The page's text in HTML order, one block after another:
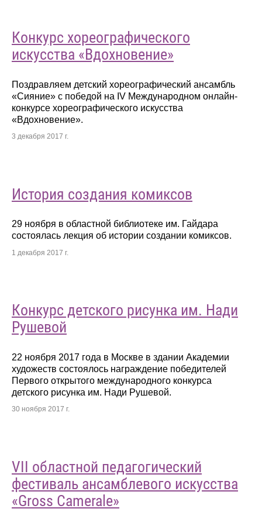
Конкурс хореографического
искусства «Вдохновение»
Поздравляем детский хореографический ансамбль
«Сияние» с победой на IV Международном онлайн-
конкурсе хореографического искусства
«Вдохновение».
3 декабря 2017 г.
История создания комиксов
29 ноября в областной библиотеке им. Гайдара
состоялась лекция об истории создании комиксов.
1 декабря 2017 г.
Конкурс детского рисунка им. Нади
Рушевой
22 ноября 2017 года в Москве в здании Академии
художеств состоялось награждение победителей
Первого открытого международного конкурса
детского рисунка им. Нади Рушевой.
30 ноября 2017 г.
VII областной педагогический
фестиваль ансамблевого искусства
«Gross Camerale»